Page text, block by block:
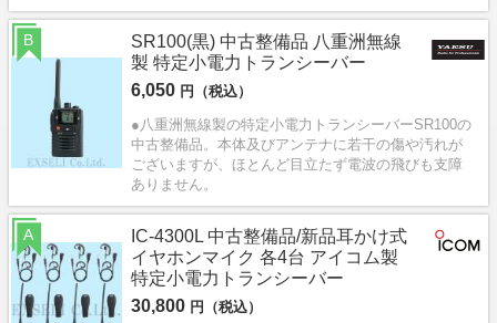
SR100(黒) 中古整備品 八重洲無線
製 特定小電力トランシーバー
6,050 円（税込）
●八重洲無線製の特定小電力トランシーバーSR100の
中古整備品。本体及びアンテナに若干の傷や汚れが
ございますが、ほとんど目立たず電波の飛びも支障
ありません。
B
IC-4300L 中古整備品/新品耳かけ式
イヤホンマイク 各4台 アイコム製
特定小電力トランシーバー
30,800 円（税込）
A